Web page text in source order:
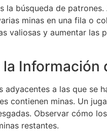
la búsqueda de
minas en una fila o
valiosas y aumentar las
Información
adyacentes a las que se
contienen minas. Un
Observar cómo
restantes.